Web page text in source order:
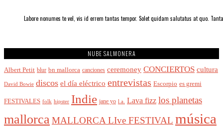
Labore nonumes te vel, vis id errem tantas tempor. Solet quidam salutatus at quo.
NUBE SALMONERA
Albert Petit blur bn mallorca canciones ceremoney CONCIERTOS cultura
David Bowie discos el día eléctrico entrevistas Escorpio es gremi
FESTIVALES folk hipster Indie jane yo l.a. Lava fizz los planetas
mallorca MALLORCA LIve FESTIVAL música